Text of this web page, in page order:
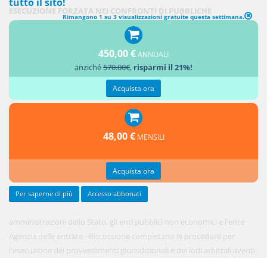
ESECUZIONE FORZATA NEI CONFRONTI DI PUBBLICHE
AMMINISTRAZIONI
amministrazioni dello Stato, gli enti pubblici non economici e l'ente
Agenzia delle entrate - Riscossione completano le procedure per
l'esecuzione dei provvedimenti giurisdizionali e dei lodi arbitrali aventi
Rimangono 1 su 3 visualizzazioni gratuite questa settimana.
450,00 €ANNUALI
anziché570.00€, risparmi il 21%!
Acquista ora
48,00 € MENSILI
Acquista ora
Per saperne di più Accesso abbonati